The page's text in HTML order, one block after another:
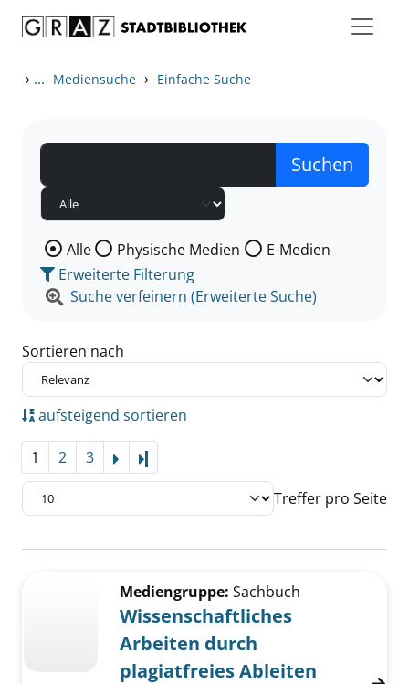
› ... Mediensuche › Einfache Suche
Wählen Sie die Medienart nach der Sie suchen wollen.
Alle Physische Medien
E-Medien
Erweiterte Filterung
Suche verfeinern (Erweiterte Suche)
Sortieren nach
aufsteigend sortieren
1 2 3
Treffer pro Seite
Zu den Suchfiltern springen
Mediengruppe: Sachbuch
Wissenschaftliches
Arbeiten durch
plagiatfreies Ableiten